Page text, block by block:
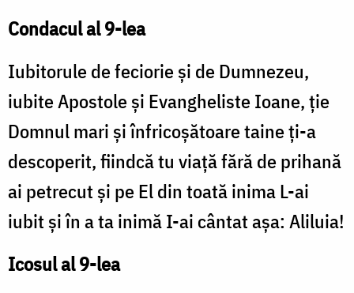
Condacul al 9-lea
Iubitorule de feciorie şi de Dumnezeu,
iubite Apostole şi Evangheliste Ioane, ţie
Domnul mari şi înfricoşătoare taine ţi-a
descoperit, fiindcă tu viaţă fără de prihană
ai petrecut şi pe El din toată inima L-ai
iubit şi în a ta inimă I-ai cântat aşa: Aliluia!
Icosul al 9-lea